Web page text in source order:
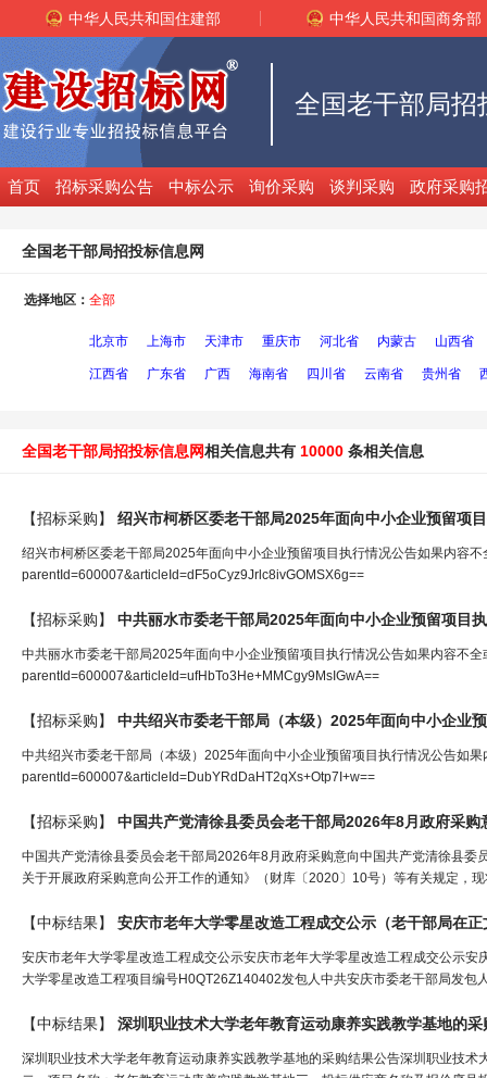
中华人民共和国住建部 中华人民共和国商务部
全国老干部局招
首页 招标采购公告 中标公示 询价采购 谈判采购 政府采购
全国老干部局招投标信息网
选择地区： 全部
北京市 上海市 天津市 重庆市 河北省 内蒙古 山西省
江西省 广东省 广西 海南省 四川省 云南省 贵州省
全国老干部局招投标信息网相关信息共有 10000 条相关信息
【招标采购】 绍兴市柯桥区委老干部局2025年面向中小企业预留项
绍兴市柯桥区委老干部局2025年面向中小企业预留项目执行情况公告如果内容
parentId=600007&articleId=dF5oCyz9Jrlc8ivGOMSX6g==
【招标采购】 中共丽水市委老干部局2025年面向中小企业预留项目
中共丽水市委老干部局2025年面向中小企业预留项目执行情况公告如果内容不
parentId=600007&articleId=ufHbTo3He+MMCgy9MsIGwA==
【招标采购】 中共绍兴市委老干部局 （本级）2025年面向中小企业
中共绍兴市委老干部局（本级）2025年面向中小企业预留项目执行情况公告如
parentId=600007&articleId=DubYRdDaHT2qXs+Otp7I+w==
【招标采购】 中国共产党清徐县委员会老干部局2026年8月政府采购
中国共产党清徐县委员会老干部局2026年8月政府采购意向中国共产党清徐县
关于开展政府采购意向公开工作的通知》（财库〔2020〕10号）等有关规定，
【中标结果】 安庆市老年大学零星改造工程成交公示（老干部局在正
安庆市老年大学零星改造工程成交公示安庆市老年大学零星改造工程成交公示
大学零星改造工程项目编号H0QT26Z140402发包人中共安庆市委老干部局发
【中标结果】 深圳职业技术大学老年教育运动康养实践教学基地的
深圳职业技术大学老年教育运动康养实践教学基地的采购结果公告深圳职业技